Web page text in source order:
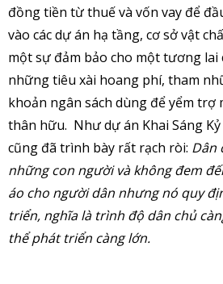
đồng tiền từ thuế và vốn vay để
vào các dự án hạ tầng, cơ sở vật
một sự đảm bảo cho một tương lai
những tiêu xài hoang phí, tham
khoản ngân sách dùng để yểm trợ
thân hữu. Như dự án Khai Sáng
cũng đã trình bày rất rạch ròi: Dân
những con người và không đem
áo cho người dân nhưng nó quy
triển, nghĩa là trình độ dân chủ
thể phát triển càng lớn.